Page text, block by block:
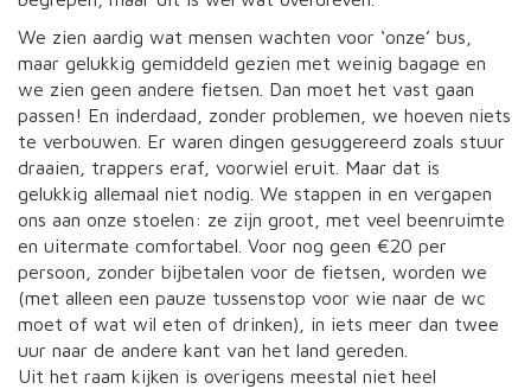
We zien aardig wat mensen wachten voor ‘onze’ bus,
maar gelukkig gemiddeld gezien met weinig bagage en
we zien geen andere fietsen. Dan moet het vast gaan
passen! En inderdaad, zonder problemen, we hoeven niets
te verbouwen. Er waren dingen gesuggereerd zoals stuur
draaien, trappers eraf, voorwiel eruit. Maar dat is
gelukkig allemaal niet nodig. We stappen in en vergapen
ons aan onze stoelen: ze zijn groot, met veel beenruimte
en uitermate comfortabel. Voor nog geen €20 per
persoon, zonder bijbetalen voor de fietsen, worden we
(met alleen een pauze tussenstop voor wie naar de wc
moet of wat wil eten of drinken), in iets meer dan twee
uur naar de andere kant van het land gereden.
Uit het raam kijken is overigens meestal niet heel